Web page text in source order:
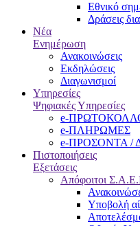
Εθνικό
Δράσεις
Νέα
Ενημέρωση
Ανακοινώσεις
Εκδηλώσεις
Διαγωνισμοί
Υπηρεσίες
Ψηφιακές Υπηρεσίες
e-
e-ΠΛΗΡΩΜΕΣ
e-ΠΡΟΣΟΝΤΑ /
Πιστοποιήσεις
Εξετάσεις
Απόφοιτοι
Υποβολή